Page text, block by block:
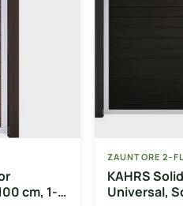
cm, 1-
ZAUNTORE 2-
KAHRS
Universal,